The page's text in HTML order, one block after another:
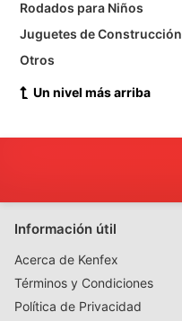
Rodados para Niños
Juguetes de Construcción
Otros
Un nivel más arriba
Información útil
Acerca de Kenfex
Términos y Condiciones
Política de Privacidad